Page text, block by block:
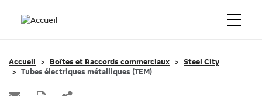
Accueil Boîtes et Raccords commerciaux
Steel City
Tubes électriques métalliques (TEM)